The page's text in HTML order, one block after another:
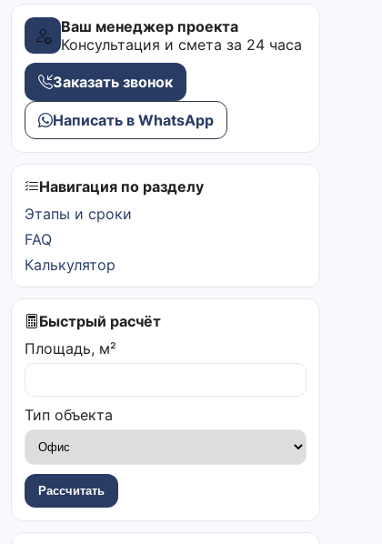
Ваш менеджер проекта
Консультация и смета за 24 часа
Заказать звонок
Написать в WhatsApp
Навигация по разделу
Этапы и сроки
FAQ
Калькулятор
Быстрый расчёт
Площадь, м²
Тип объекта
Рассчитать